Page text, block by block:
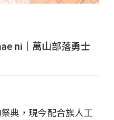
ni｜萬山部落勇士
典，現今配合族人工